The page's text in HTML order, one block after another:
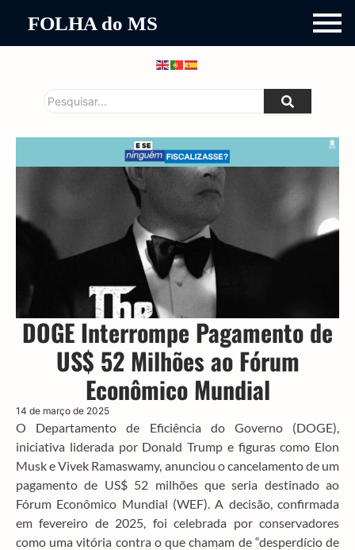
FOLHA do MS
DOGE Interrompe Pagamento de
US$ 52 Milhões ao Fórum
Econômico Mundial
14 de março de 2025
O Departamento de Eficiência do Governo (DOGE),
iniciativa liderada por Donald Trump e figuras como Elon
Musk e Vivek Ramaswamy, anunciou o cancelamento de um
pagamento de US$ 52 milhões que seria destinado ao
Fórum Econômico Mundial (WEF). A decisão, confirmada
em fevereiro de 2025, foi celebrada por conservadores
como uma vitória contra o que chamam de “desperdício de